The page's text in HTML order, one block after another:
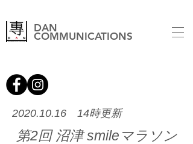
DAN
COMMUNICATIONS
第2回 沼津 smileマラソン
2020.10.16 14時更新